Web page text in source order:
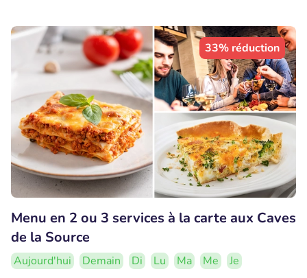
33% réduction
Menu en 2 ou 3 services à la carte aux Caves
de la Source
Aujourd'hui Demain Di Lu Ma Me
Je